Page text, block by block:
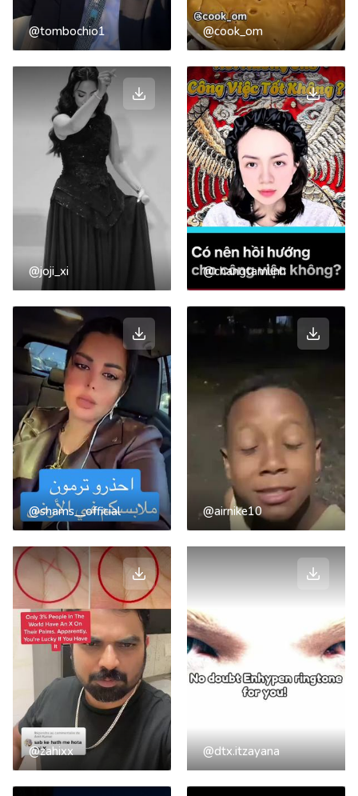
@tombochio1 @cook_om
@joji_xi @changtamlinh
@shams__official @airnike10
@zahixx @dtx.itzayana